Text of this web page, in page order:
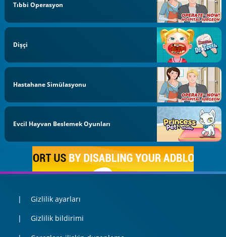
Tıbbi Operasyon
Dişçi
Hastahane Simülasyonu
Evcil Hayvan Beslemek Oyunları
Gizlilik ayarları
Gizlilik bildirimi